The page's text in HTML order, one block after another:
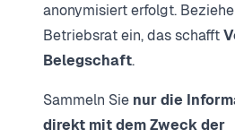
anonymisiert erfolgt.
Betriebsrat ein, das schafft
Belegschaft.
Sammeln Sie nur die
direkt mit dem Zweck der